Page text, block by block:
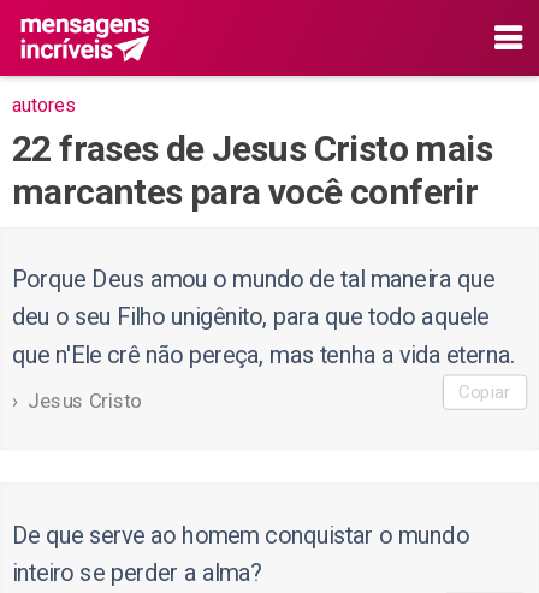
autores
22 frases de Jesus Cristo mais
marcantes para você conferir
Porque Deus amou o mundo de tal maneira que
deu o seu Filho unigênito, para que todo aquele
que n'Ele crê não pereça, mas tenha a vida eterna.
Jesus Cristo Copiar
De que serve ao homem conquistar o mundo
inteiro se perder a alma?